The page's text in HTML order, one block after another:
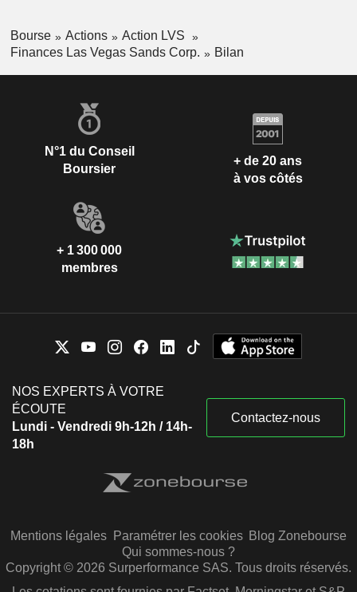
Bourse Actions
Action LVS
Finances Las Vegas Sands Corp.
Bilan
N°1 du Conseil
Boursier
+ de 20 ans
à vos côtés
+ 1 300 000
membres
NOS EXPERTS À VOTRE
ÉCOUTE
Lundi - Vendredi 9h-12h / 14h-
18h
Contactez-nous
Mentions légales Paramétrer les cookies Blog Zonebourse
Qui sommes-nous ?
Copyright © 2026 Surperformance SAS. Tous droits réservés.